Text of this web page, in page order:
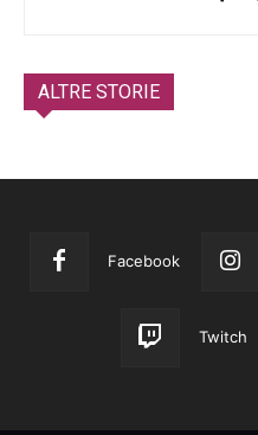
ALTRE STORIE
Facebook
Twitch